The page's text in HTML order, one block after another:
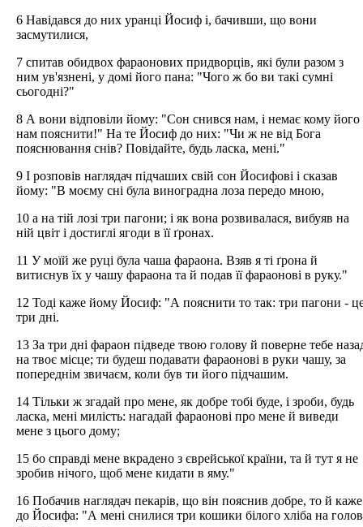
6 Навідався до них уранці Йосиф і, бачивши, що вони
засмутилися,
7 спитав обидвох фараонових придворців, які були разом з
ним ув'язнені, у домі його пана: "Чого ж бо ви такі сумні
сьогодні?"
8 А вони відповіли йому: "Сон снився нам, і немає кому його
нам пояснити!" На те Йосиф до них: "Чи ж не від Бога
пояснювання снів? Повідайте, будь ласка, мені."
9 І розповів наглядач підчаших свій сон Йосифові і сказав
йому: "В моєму сні була виноградна лоза передо мною,
10 а на тій лозі три пагони; і як вона розвивалася, вибуяв на
ній цвіт і достиглі ягоди в її ґронах.
11 У моїй же руці була чаша фараона. Взяв я ті ґрона й
витиснув їх у чашу фараона та й подав її фараонові в руку."
12 Тоді каже йому Йосиф: "А пояснити то так: три пагони -
три дні.
13 За три дні фараон підведе твою голову й поверне тебе
на твоє місце; ти будеш подавати фараонові в руки чашу, за
попереднім звичаєм, коли був ти його підчашим.
14 Тільки ж згадай про мене, як добре тобі буде, і зроби, будь
ласка, мені милість: нагадай фараонові про мене й виведи
мене з цього дому;
15 бо справді мене вкрадено з єврейської країни, та й тут я не
зробив нічого, щоб мене кидати в яму."
16 Побачив наглядач пекарів, що він пояснив добре, то й каже
до Йосифа: "А мені снилися три кошики білого хліба на